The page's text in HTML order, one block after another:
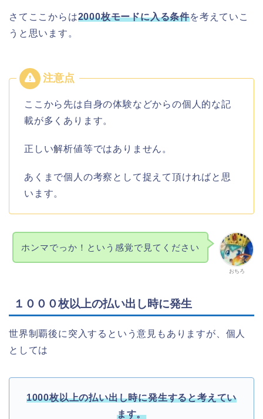
さてここからは2000枚モードに入る条件を考えていこ
うと思います。
ここから先は自身の体験などからの個人的な記
載が多くあります。
正しい解析値等ではありません。
あくまで個人の考察として捉えて頂ければと思
います。
おちろ
ホンマでっか！という感覚で見てください
１０００枚以上の払い出し時に発生
世界制覇後に突入するという意見もありますが、個人
としては
1000枚以上の払い出し時に発生すると考えてい
ます。